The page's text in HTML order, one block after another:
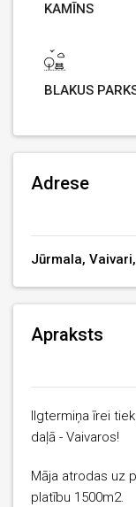
KAMĪNS
BLAKUS
Adrese
Jūrmala,
Apraksts
Ilgtermiņa īrei
daļā - Vaivaros!
Māja atrodas uz
platību 1500m2.